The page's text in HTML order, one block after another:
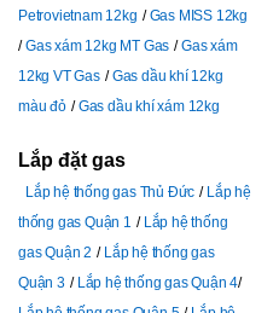
Petrovietnam 12kg
Gas MISS 12kg
Gas xám 12kg MT Gas
Gas xám
12kg VT Gas
Gas dầu khí 12kg
màu đỏ
Gas dầu khí xám 12kg
Lắp đặt gas
Lắp hệ thống gas Thủ Đức
Lắp hệ
thống gas Quận 1
Lắp hệ thống
gas Quận 2
Lắp hệ thống gas
Quận 3
Lắp hệ thống gas Quận 4